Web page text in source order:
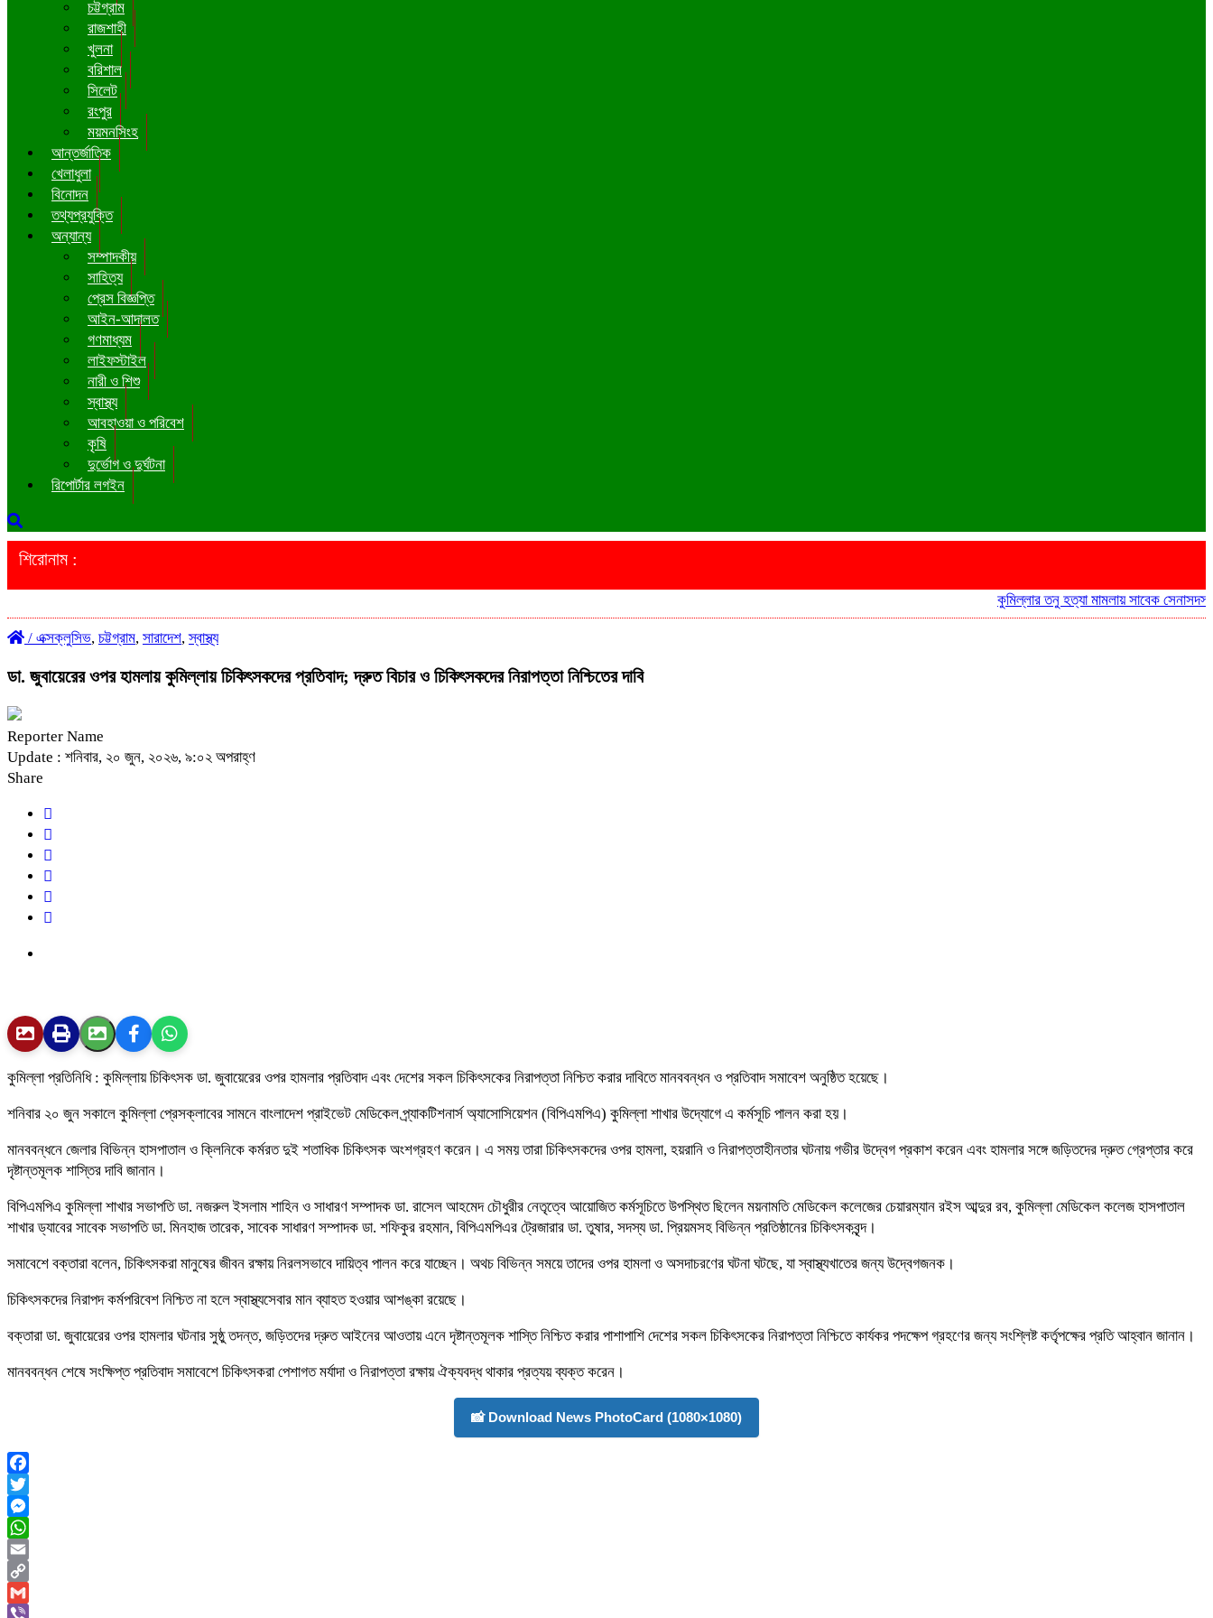
চট্টগ্রাম
রাজশাহী
খুলনা
বরিশাল
সিলেট
রংপুর
ময়মনসিংহ
আন্তর্জাতিক
খেলাধুলা
বিনোদন
তথ্যপ্রযুক্তি
অন্যান্য
সম্পাদকীয়
সাহিত্য
প্রেস বিজ্ঞপ্তি
আইন-আদালত
গণমাধ্যম
লাইফস্টাইল
নারী ও শিশু
স্বাস্থ্য
আবহাওয়া ও পরিবেশ
কৃষি
দুর্ভোগ ও দুর্ঘটনা
রিপোর্টার লগইন
শিরোনাম :
কুমিল্লার তনু হত্যা মামলায় সাবেক সেনাসদস্য
/ এক্সক্লুসিভ, চট্টগ্রাম, সারাদেশ,স্বাস্থ্য
ডা. জুবায়েরের ওপর হামলায় কুমিল্লায় চিকিৎসকদের প্রতিবাদ; দ্রুত বিচার ও চিকিৎসকদের নিরাপত্তা নিশ্চিতের দাবি
Reporter Name
Update : শনিবার, ২০ জুন, ২০২৬, ৯:০২ অপরাহ্ণ
Share
কুমিল্লা প্রতিনিধি : কুমিল্লায় চিকিৎসক ডা. জুবায়েরের ওপর হামলার প্রতিবাদ এবং দেশের সকল চিকিৎসকের নিরাপত্তা নিশ্চিত করার দাবিতে মানববন্ধন ও প্রতিবাদ সমাবেশ অনুষ্ঠিত হয়েছে।
শনিবার ২০ জুন সকালে কুমিল্লা প্রেসক্লাবের সামনে বাংলাদেশ প্রাইভেট মেডিকেল প্র্যাকটিশনার্স অ্যাসোসিয়েশন (বিপিএমপিএ) কুমিল্লা শাখার উদ্যোগে এ কর্মসূচি পালন করা হয়।
মানববন্ধনে জেলার বিভিন্ন হাসপাতাল ও ক্লিনিকে কর্মরত দুই শতাধিক চিকিৎসক অংশগ্রহণ করেন। এ সময় তারা চিকিৎসকদের ওপর হামলা, হয়রানি ও নিরাপত্তাহীনতার ঘটনায় গভীর উদ্বেগ প্রকাশ করেন এবং হামলার সঙ্গে জড়িতদের দ্রুত গ্রেপ্তার করে
দৃষ্টান্তমূলক শাস্তির দাবি জানান।
বিপিএমপিএ কুমিল্লা শাখার সভাপতি ডা. নজরুল ইসলাম শাহিন ও সাধারণ সম্পাদক ডা. রাসেল আহমেদ চৌধুরীর নেতৃত্বে আয়োজিত কর্মসূচিতে উপস্থিত ছিলেন ময়নামতি মেডিকেল কলেজের চেয়ারম্যান রইস আব্দুর রব, কুমিল্লা মেডিকেল কলেজ হাসপাতাল
শাখার ড্যাবের সাবেক সভাপতি ডা. মিনহাজ তারেক, সাবেক সাধারণ সম্পাদক ডা. শফিকুর রহমান, বিপিএমপিএর ট্রেজারার ডা. তুষার, সদস্য ডা. প্রিয়মসহ বিভিন্ন প্রতিষ্ঠানের চিকিৎসকবৃন্দ।
সমাবেশে বক্তারা বলেন, চিকিৎসকরা মানুষের জীবন রক্ষায় নিরলসভাবে দায়িত্ব পালন করে যাচ্ছেন। অথচ বিভিন্ন সময়ে তাদের ওপর হামলা ও অসদাচরণের ঘটনা ঘটছে, যা স্বাস্থ্যখাতের জন্য উদ্বেগজনক।
চিকিৎসকদের নিরাপদ কর্মপরিবেশ নিশ্চিত না হলে স্বাস্থ্যসেবার মান ব্যাহত হওয়ার আশঙ্কা রয়েছে।
বক্তারা ডা. জুবায়েরের ওপর হামলার ঘটনার সুষ্ঠু তদন্ত, জড়িতদের দ্রুত আইনের আওতায় এনে দৃষ্টান্তমূলক শাস্তি নিশ্চিত করার পাশাপাশি দেশের সকল চিকিৎসকের নিরাপত্তা নিশ্চিতে কার্যকর পদক্ষেপ গ্রহণের জন্য সংশ্লিষ্ট কর্তৃপক্ষের প্রতি আহ্বান জানান।
মানববন্ধন শেষে সংক্ষিপ্ত প্রতিবাদ সমাবেশে চিকিৎসকরা পেশাগত মর্যাদা ও নিরাপত্তা রক্ষায় ঐক্যবদ্ধ থাকার প্রত্যয় ব্যক্ত করেন।
📸 Download News PhotoCard (1080×1080)
Facebook
Twitter
Messenger
WhatsApp
Email
Copy
Link
Gmail